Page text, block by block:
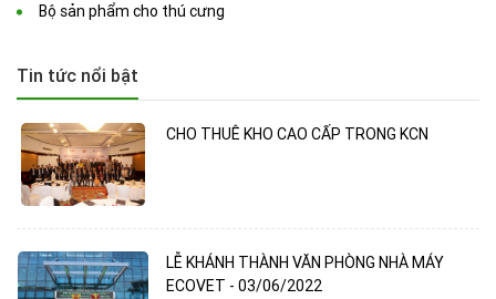
Bộ sản phẩm cho thú cưng
Tin tức nổi bật
CHO THUÊ KHO CAO CẤP TRONG KCN
LỄ KHÁNH THÀNH VĂN PHÒNG NHÀ MÁY
ECOVET - 03/06/2022